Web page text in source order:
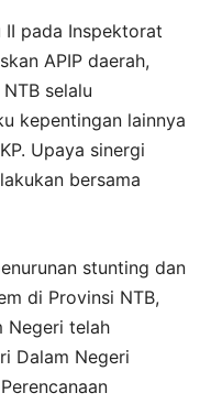
II pada Inspektorat
APIP daerah,
selalu
kepentingan lainnya
Upaya sinergi
bersama
stunting dan
di Provinsi NTB,
Negeri telah
Dalam Negeri